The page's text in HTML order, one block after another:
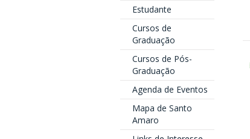
Estudante
Cursos de
Graduação
Cursos de Pós-
Graduação
Agenda de Eventos
Mapa de Santo
Amaro